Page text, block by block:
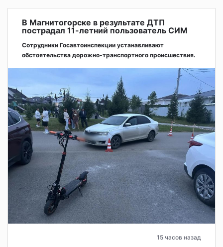
В Магнитогорске в результате ДТП
пострадал 11-летний пользователь СИМ
Сотрудники Госавтоинспекции устанавливают
обстоятельства дорожно-транспортного происшествия.
15 часов назад